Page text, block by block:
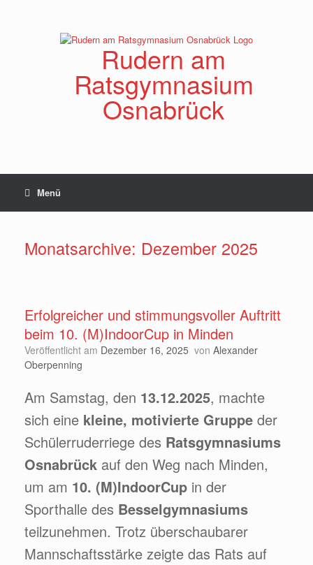
Rudern am
Ratsgymnasium
Osnabrück
Menü
Monatsarchive: Dezember 2025
Erfolgreicher und stimmungsvoller Auftritt
beim 10. (M)IndoorCup in Minden
Veröffentlicht am Dezember 16, 2025 von Alexander
Oberpenning
Am Samstag, den 13.12.2025, machte
sich eine kleine, motivierte Gruppe der
Schülerruderriege des Ratsgymnasiums
Osnabrück auf den Weg nach Minden,
um am 10. (M)IndoorCup in der
Sporthalle des Besselgymnasiums
teilzunehmen. Trotz überschaubarer
Mannschaftsstärke zeigte das Rats auf